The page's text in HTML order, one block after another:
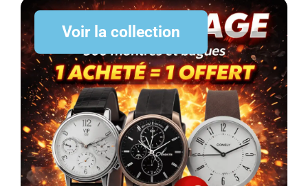
Voir la collection